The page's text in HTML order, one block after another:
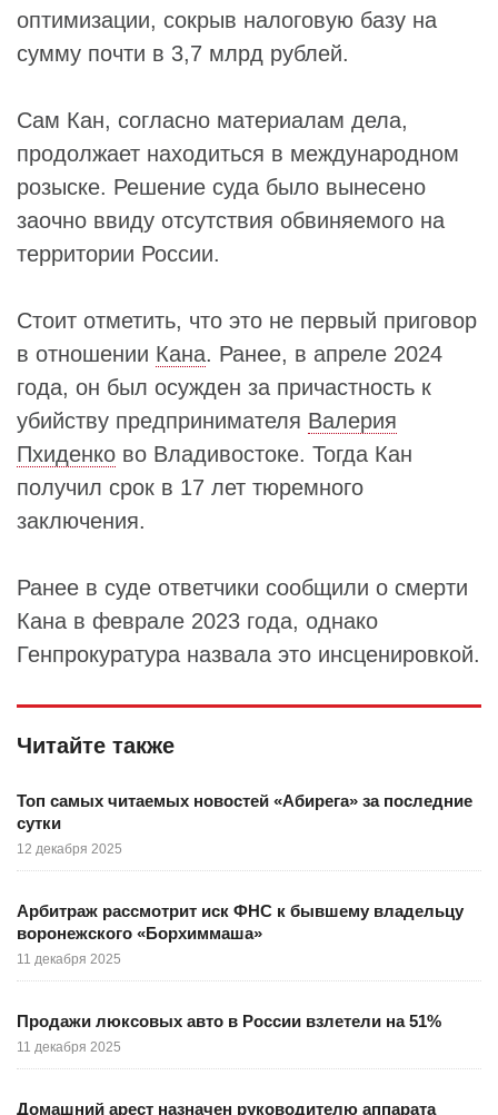
оптимизации, сокрыв налоговую базу на
сумму почти в 3,7 млрд рублей.
Сам Кан, согласно материалам дела,
продолжает находиться в международном
розыске. Решение суда было вынесено
заочно ввиду отсутствия обвиняемого на
территории России.
Стоит отметить, что это не первый приговор
в отношении Кана. Ранее, в апреле 2024
года, он был осужден за причастность к
убийству предпринимателя Валерия
Пхиденко во Владивостоке. Тогда Кан
получил срок в 17 лет тюремного
заключения.
Ранее в суде ответчики сообщили о смерти
Кана в феврале 2023 года, однако
Генпрокуратура назвала это инсценировкой.
Читайте также
Топ самых читаемых новостей «Абирега» за последние
сутки
12 декабря 2025
Арбитраж рассмотрит иск ФНС к бывшему владельцу
воронежского «Борхиммаша»
11 декабря 2025
Продажи люксовых авто в России взлетели на 51%
11 декабря 2025
Домашний арест назначен руководителю аппарата